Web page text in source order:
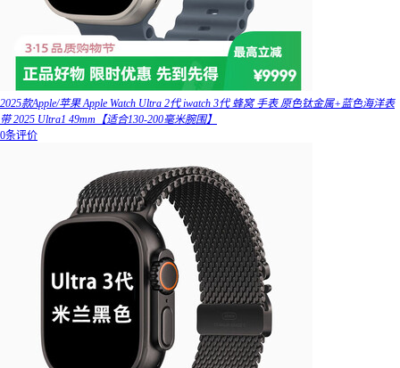
2025款Apple/苹果 Apple Watch Ultra 2代 iwatch 3代 蜂窝 手表 原色钛金属+蓝色海洋表
带 2025 Ultra1 49mm【适合130-200毫米腕围】
0条评价